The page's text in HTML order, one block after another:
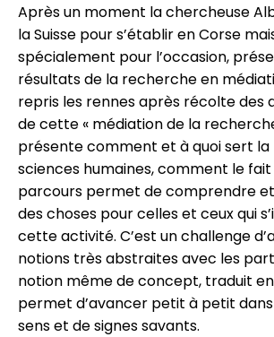
Après un moment la chercheuse
la Suisse pour s’établir en Corse
spécialement pour l’occasion,
résultats de la recherche en
repris les rennes après récolte des
de cette « médiation de la
présente comment et à quoi sert
sciences humaines, comment le fait
parcours permet de comprendre
des choses pour celles et ceux qui
cette activité. C’est un challenge
notions très abstraites avec les
notion même de concept, traduit en
permet d’avancer petit à petit
sens et de signes savants.